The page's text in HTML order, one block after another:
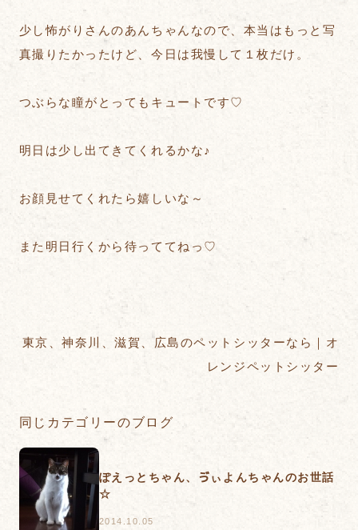
少し怖がりさんのあんちゃんなので、本当はもっと写
真撮りたかったけど、今日は我慢して１枚だけ。
つぶらな瞳がとってもキュートです♡
明日は少し出てきてくれるかな♪
お顔見せてくれたら嬉しいな～
また明日行くから待っててねっ♡
東京、神奈川、滋賀、広島のペットシッターなら｜オ
レンジペットシッター
同じカテゴリーのブログ
ぽえっとちゃん、ゔぃよんちゃんのお世話
☆
2014.10.05